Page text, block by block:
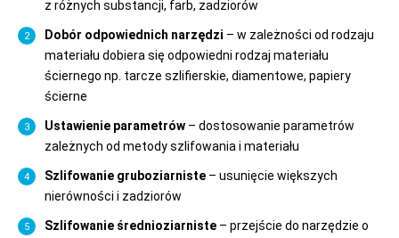
z różnych substancji, farb, zadziorów
Dobór odpowiednich narzędzi – w zależności od rodzaju
materiału dobiera się odpowiedni rodzaj materiału
ściernego np. tarcze szlifierskie, diamentowe, papiery
ścierne
Ustawienie parametrów – dostosowanie parametrów
zależnych od metody szlifowania i materiału
Szlifowanie gruboziarniste – usunięcie większych
nierówności i zadziorów
Szlifowanie średnioziarniste – przejście do narzędzie o